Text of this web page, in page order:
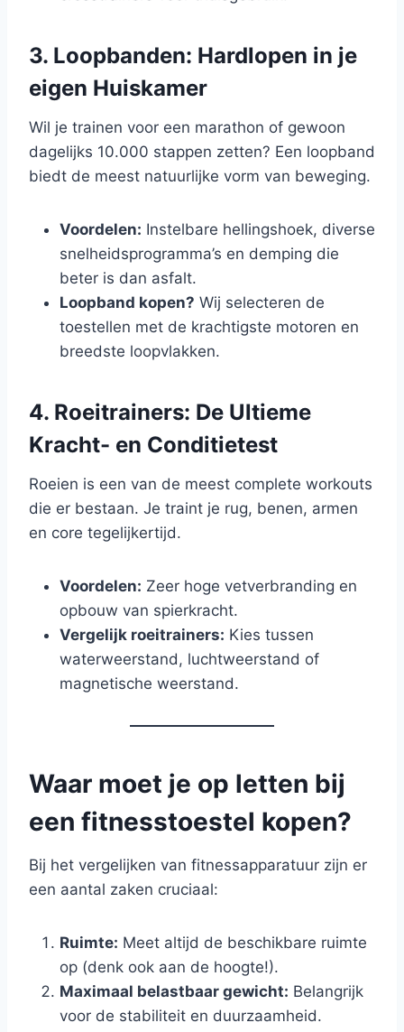
3. Loopbanden: Hardlopen in je
eigen Huiskamer
Wil je trainen voor een marathon of gewoon
dagelijks 10.000 stappen zetten? Een loopband
biedt de meest natuurlijke vorm van beweging.
Voordelen: Instelbare hellingshoek, diverse
snelheidsprogramma’s en demping die
beter is dan asfalt.
Loopband kopen? Wij selecteren de
toestellen met de krachtigste motoren en
breedste loopvlakken.
4. Roeitrainers: De Ultieme
Kracht- en Conditietest
Roeien is een van de meest complete workouts
die er bestaan. Je traint je rug, benen, armen
en core tegelijkertijd.
Voordelen: Zeer hoge vetverbranding en
opbouw van spierkracht.
Vergelijk roeitrainers: Kies tussen
waterweerstand, luchtweerstand of
magnetische weerstand.
Waar moet je op letten bij
een fitnesstoestel kopen?
Bij het vergelijken van fitnessapparatuur zijn er
een aantal zaken cruciaal:
Ruimte: Meet altijd de beschikbare ruimte
op (denk ook aan de hoogte!).
Maximaal belastbaar gewicht: Belangrijk
voor de stabiliteit en duurzaamheid.